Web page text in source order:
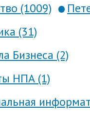
(1009)
(31)
Бизнеса (2)
НПА (1)